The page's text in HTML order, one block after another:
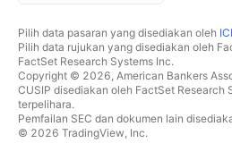
Pilih data pasaran yang disediakan oleh
Pilih data rujukan yang disediakan oleh
FactSet Research Systems Inc.
Copyright © 2026, American Bankers
CUSIP disediakan oleh FactSet Research
terpelihara.
Pemfailan SEC dan dokumen lain
© 2026 TradingView, Inc.